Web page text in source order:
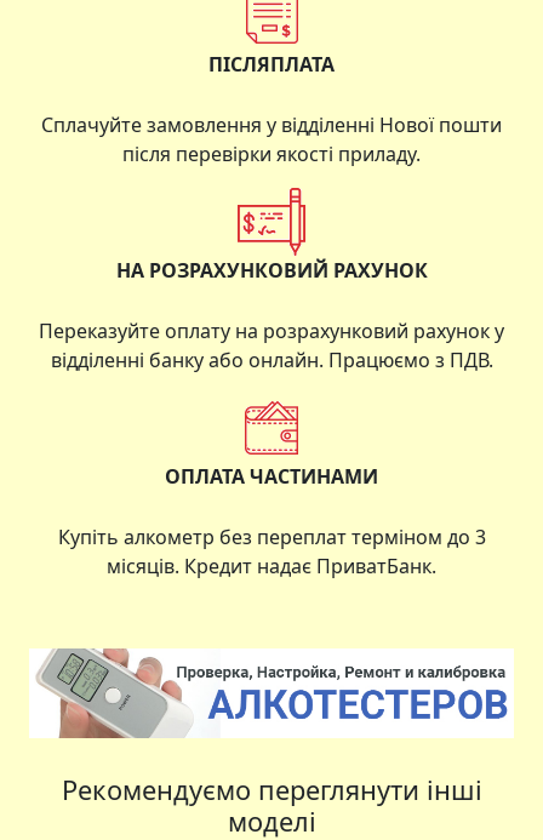
ПІСЛЯПЛАТА
Сплачуйте замовлення у відділенні Нової пошти
після перевірки якості приладу.
НА РОЗРАХУНКОВИЙ РАХУНОК
Переказуйте оплату на розрахунковий рахунок у
відділенні банку або онлайн. Працюємо з ПДВ.
ОПЛАТА ЧАСТИНАМИ
Купіть алкометр без переплат терміном до 3
місяців. Кредит надає ПриватБанк.
Рекомендуємо переглянути інші
моделі